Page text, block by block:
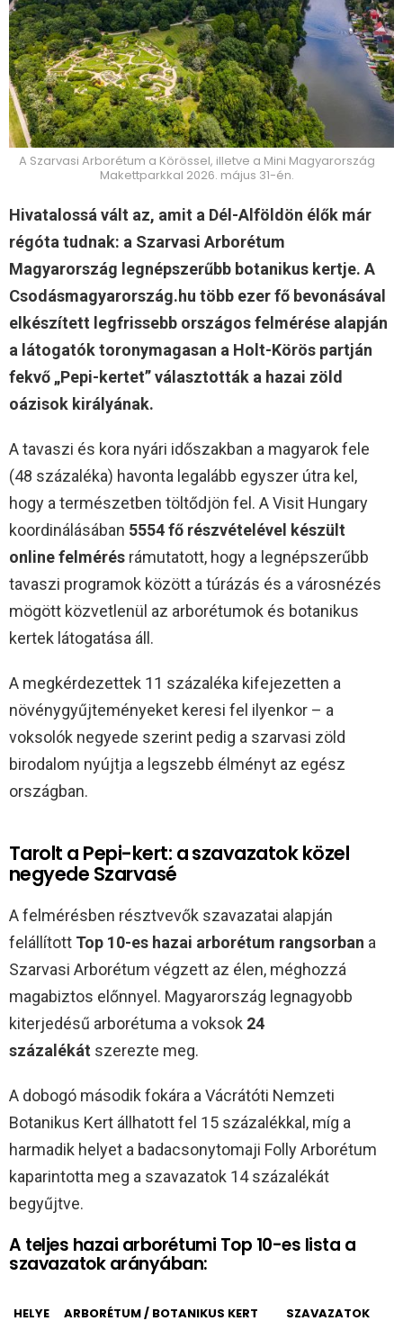
A Szarvasi Arborétum a Körössel, illetve a Mini Magyarország
Makettparkkal 2026. május 31-én.
Hivatalossá vált az, amit a Dél-Alföldön élők már
régóta tudnak: a Szarvasi Arborétum
Magyarország legnépszerűbb botanikus kertje. A
Csodásmagyarország.hu több ezer fő bevonásával
elkészített legfrissebb országos felmérése alapján
a látogatók toronymagasan a Holt-Körös partján
fekvő „Pepi-kertet” választották a hazai zöld
oázisok királyának.
A tavaszi és kora nyári időszakban a magyarok fele
(48 százaléka) havonta legalább egyszer útra kel,
hogy a természetben töltődjön fel. A Visit Hungary
koordinálásában 5554 fő részvételével készült
online felmérés rámutatott, hogy a legnépszerűbb
tavaszi programok között a túrázás és a városnézés
mögött közvetlenül az arborétumok és botanikus
kertek látogatása áll.
A megkérdezettek 11 százaléka kifejezetten a
növénygyűjteményeket keresi fel ilyenkor – a
voksolók negyede szerint pedig a szarvasi zöld
birodalom nyújtja a legszebb élményt az egész
országban.
Tarolt a Pepi-kert: a szavazatok közel
negyede Szarvasé
A felmérésben résztvevők szavazatai alapján
felállított Top 10-es hazai arborétum rangsorban a
Szarvasi Arborétum végzett az élen, méghozzá
magabiztos előnnyel. Magyarország legnagyobb
kiterjedésű arborétuma a voksok 24
százalékát szerezte meg.
A dobogó második fokára a Vácrátóti Nemzeti
Botanikus Kert állhatott fel 15 százalékkal, míg a
harmadik helyet a badacsonytomaji Folly Arborétum
kaparintotta meg a szavazatok 14 százalékát
begyűjtve.
A teljes hazai arborétumi Top 10-es lista a
szavazatok arányában:
HELYE
ARBORÉTUM / BOTANIKUS KERT
SZAVAZATOK